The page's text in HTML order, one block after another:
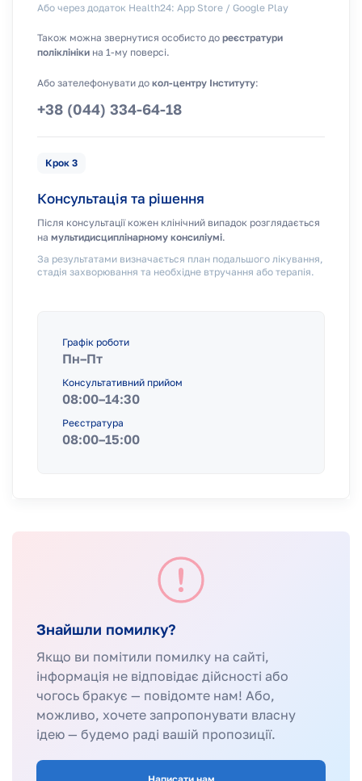
Або через додаток Health24: App Store / Google Play
Також можна звернутися особисто до реєстратури
поліклініки на 1-му поверсі.
Або зателефонувати до кол-центру Інституту:
+38 (044) 334-64-18
Крок 3
Консультація та рішення
Після консультації кожен клінічний випадок розглядається
на мультидисциплінарному консиліумі.
За результатами визначається план подальшого лікування,
стадія захворювання та необхідне втручання або терапія.
Графік роботи
Пн–Пт
Консультативний прийом
08:00–14:30
Реєстратура
08:00–15:00
Знайшли помилку?
Якщо ви помітили помилку на сайті,
інформація не відповідає дійсності або
чогось бракує — повідомте нам! Або,
можливо, хочете запропонувати власну
ідею — будемо раді вашій пропозиції.